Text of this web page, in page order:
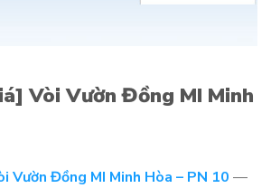
Vòi Vườn Đồng MI Minh
Vườn Đồng MI Minh Hòa – PN 10 —